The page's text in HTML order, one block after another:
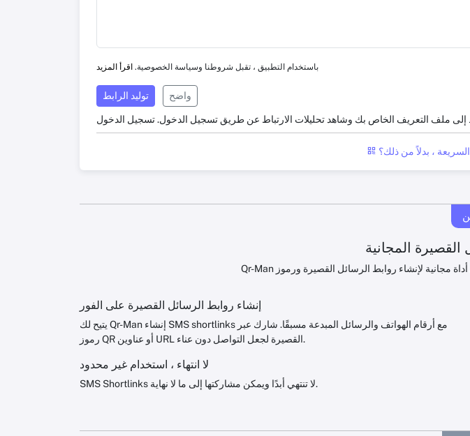
باستخدام التطبيق ، تقبل شروطنا وسياسة الخصوصية. اقرأ المزيد
توليد الرابط واضح
إلى ملف التعريف الخاص بك وشاهد تحليلات الارتباط عن طريق تسجيل الدخول.تسجيل الدخول
، بدلاً من ذلك؟
المجانية
إنشاء روابط الرسائل القصيرة على الفور
يتيح لك Qr-Man إنشاء SMS shortlinks مع أرقام الهواتف والرسائل المبدعة مسبقًا. شارك عبر
رموز QR أو عناوين URL القصيرة لجعل التواصل دون عناء.
لا انتهاء ، استخدام غير محدود
SMS Shortlinks لا تنتهي أبدًا ويمكن مشاركتها إلى ما لا نهاية.